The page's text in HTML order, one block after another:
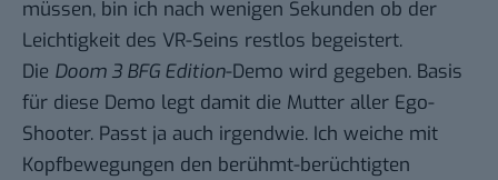
müssen, bin ich nach wenigen Sekunden ob der
Leichtigkeit des VR-Seins restlos begeistert.
Die Doom 3 BFG Edition-Demo wird gegeben. Basis
für diese Demo legt damit die Mutter aller Ego-
Shooter. Passt ja auch irgendwie. Ich weiche mit
Kopfbewegungen den berühmt-berüchtigten